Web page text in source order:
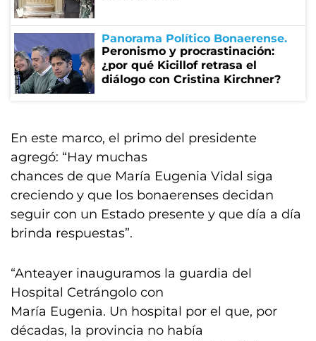
Panorama Político Bonaerense
Peronismo y procrastinación:
¿por qué Kicillof retrasa el
diálogo con Cristina Kirchner?
En este marco, el primo del presidente
agregó: “Hay muchas
chances de que María Eugenia Vidal siga
creciendo y que los bonaerenses decidan
seguir con un Estado presente y que día a día
brinda respuestas”.
“Anteayer inauguramos la guardia del
Hospital Cetrángolo con
María Eugenia. Un hospital por el que, por
décadas, la provincia no había